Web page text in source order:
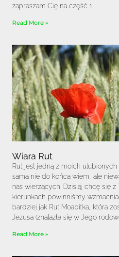
zapraszam Cię na część 1.
Read More »
Wiara Rut
Rut jest jedną z moich ulubionych
sama nie do końca wiem, ale
nas wierzących. Dzisiaj chcę się
kierunkach powinniśmy
bardziej jak Rut Moabitka, która
Jezusa (znalazła się w Jego
Read More »